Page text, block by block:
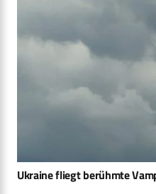
Ukraine fliegt berühmte